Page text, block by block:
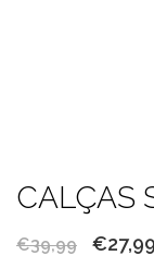
CALÇAS
€39,99
O
€27,99